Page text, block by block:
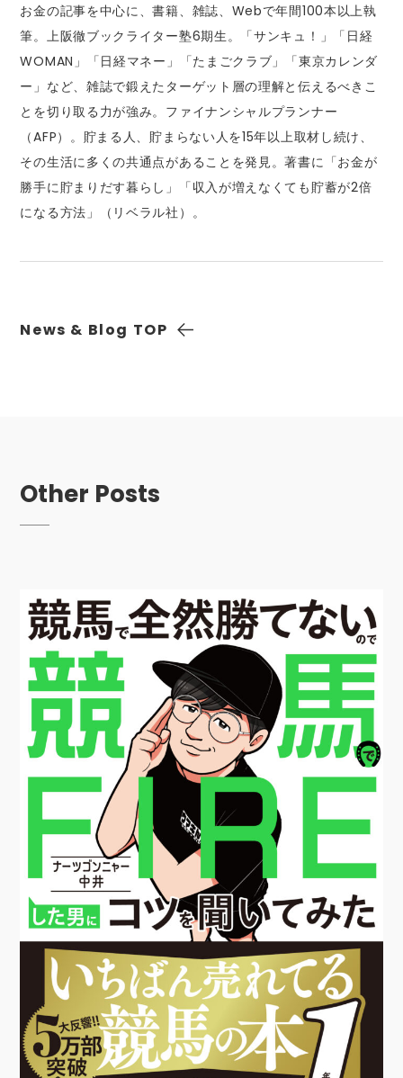
お金の記事を中心に、書籍、雑誌、Webで年間100本以上執
筆。上阪徹ブックライター塾6期生。「サンキュ！」「日経
WOMAN」「日経マネー」「たまごクラブ」「東京カレンダ
ー」など、雑誌で鍛えたターゲット層の理解と伝えるべきこ
とを切り取る力が強み。ファイナンシャルプランナー
（AFP）。貯まる人、貯まらない人を15年以上取材し続け、
その生活に多くの共通点があることを発見。著書に「お金が
勝手に貯まりだす暮らし」「収入が増えなくても貯蓄が2倍
になる方法」（リベラル社）。
News & Blog TOP
Other Posts